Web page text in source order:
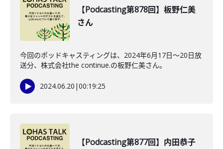
【Podcasting第878回】板野仁美
さん
今回のポッドキャスティングは、2024年6月17日〜20日放
送分、株式会社the continue.の板野仁美さん。
2024.06.20 |00:19:25
【Podcasting第877回】内田恭子